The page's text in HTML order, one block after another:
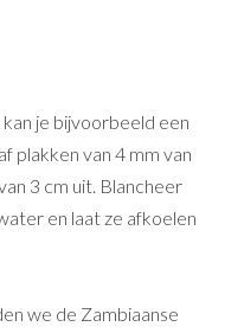
je bijvoorbeeld een
plakken van 4 mm van
3 cm uit. Blancheer
en laat ze afkoelen
we de Zambiaanse